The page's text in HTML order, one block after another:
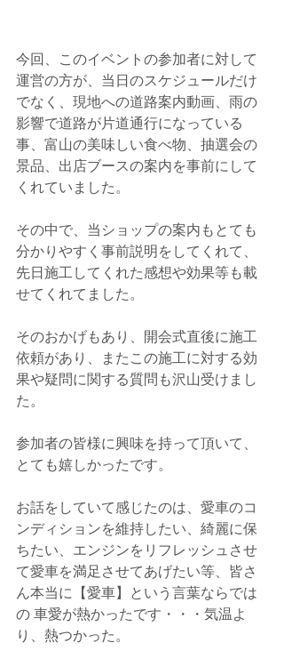
今回、このイベントの参加者に対して
運営の方が、当日のスケジュールだけ
でなく、現地への道路案内動画、雨の
影響で道路が片道通行になっている
事、富山の美味しい食べ物、抽選会の
景品、出店ブースの案内を事前にして
くれていました。
その中で、当ショップの案内もとても
分かりやすく事前説明をしてくれて、
先日施工してくれた感想や効果等も載
せてくれてました。
そのおかげもあり、開会式直後に施工
依頼があり、またこの施工に対する効
果や疑問に関する質問も沢山受けまし
た。
参加者の皆様に興味を持って頂いて、
とても嬉しかったです。
お話をしていて感じたのは、愛車のコ
ンディションを維持したい、綺麗に保
ちたい、エンジンをリフレッシュさせ
て愛車を満足させてあげたい等、皆さ
ん本当に【愛車】という言葉ならでは
の 車愛が熱かったです・・・気温よ
り、熱つかった。